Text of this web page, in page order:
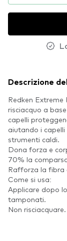
Descrizione
Redken
risciacquo a
capelli
aiutando i
strumenti caldi.
Dona forza e
70% la
Rafforza la fibra
Come si usa:
Applicare dopo
tamponati.
Non risciacquare.